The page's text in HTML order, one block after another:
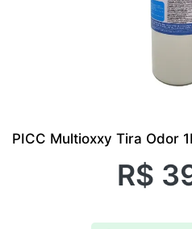
PICC Multioxxy Tira Odor
R$